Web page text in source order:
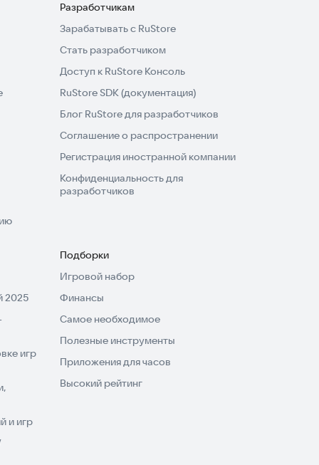
Разработчикам
Зарабатывать с RuStore
Стать разработчиком
Доступ к RuStore Консоль
RuStore SDK (документация)
Блог RuStore для разработчиков
Соглашение о распространении
Регистрация иностранной компании
Конфиденциальность для
разработчиков
2025
игр
и игр
Подборки
Игровой набор
Финансы
Самое необходимое
Полезные инструменты
Приложения для часов
Высокий рейтинг